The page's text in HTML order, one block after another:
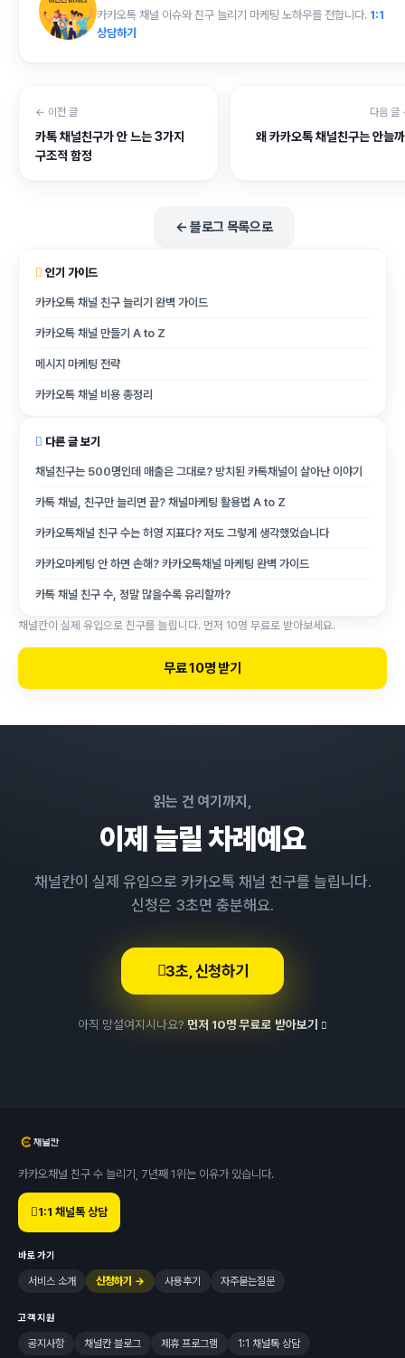
카카오톡 채널 이슈와 친구 늘리기 마케팅 노하우를 전합니다. 1:1
상담하기
← 이전 글
카톡 채널친구가 안 느는 3가지
구조적 함정
다음
왜 카카오톡 채널친구는 안늘
← 블로그 목록으로
인기 가이드
카카오톡 채널 친구 늘리기 완벽 가이드
카카오톡 채널 만들기 A to Z
메시지 마케팅 전략
카카오톡 채널 비용 총정리
다른 글 보기
채널친구는 500명인데 매출은 그대로? 방치된 카톡채널이 살아난 이야기
카톡 채널, 친구만 늘리면 끝? 채널마케팅 활용법 A to Z
카카오톡채널 친구 수는 허영 지표다? 저도 그렇게 생각했었습니다
카카오마케팅 안 하면 손해? 카카오톡채널 마케팅 완벽 가이드
카톡 채널 친구 수, 정말 많을수록 유리할까?
채널칸이 실제 유입으로 친구를 늘립니다. 먼저 10명 무료로 받아보세요.
무료 10명 받기
읽는 건 여기까지,
이제 늘릴 차례예요
채널칸이 실제 유입으로 카카오톡 채널 친구를 늘립니다.
신청은 3초면 충분해요.
3초, 신청하기
아직 망설여지시나요? 먼저 10명 무료로 받아보기
카카오채널 친구 수 늘리기, 7년째 1위는 이유가 있습니다.
1:1 채널톡 상담
바로가기
서비스 소개 신청하기 → 사용후기 자주묻는질문
고객지원
공지사항 채널칸 블로그 제휴 프로그램 1:1 채널톡 상담